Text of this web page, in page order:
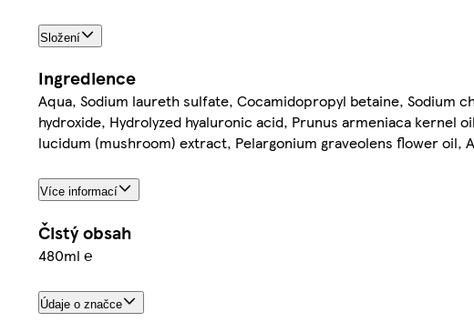
Složení
Ingredience
Aqua, Sodium laureth sulfate, Cocamidopropyl betaine, Sodium
hydroxide, Hydrolyzed hyaluronic acid, Prunus armeniaca
lucidum (mushroom) extract, Pelargonium graveolens flower oil,
Více informací
Čistý obsah
480ml ℮
Údaje o značce